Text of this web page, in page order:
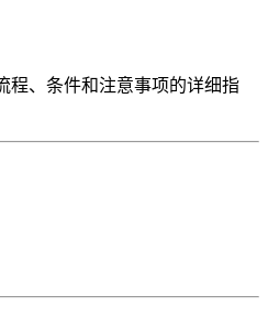
程、条件和注意事项的详细指